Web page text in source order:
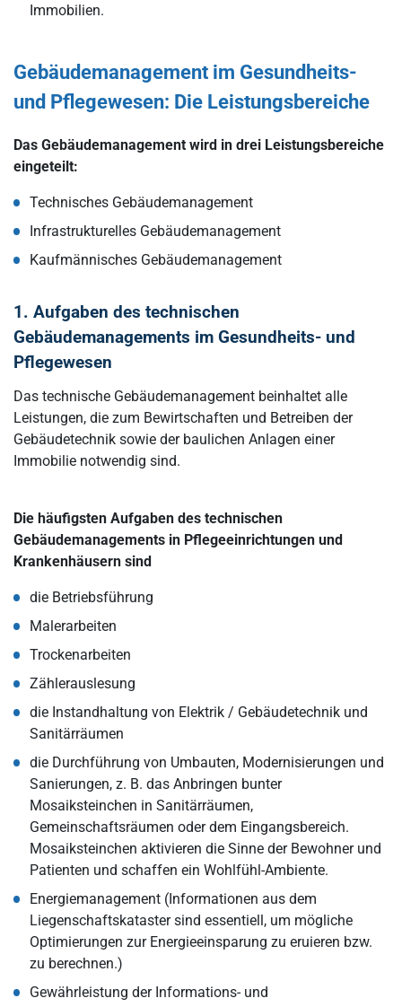
Immobilien.
Gebäudemanagement im Gesundheits-
und Pflegewesen: Die Leistungsbereiche
Das Gebäudemanagement wird in drei Leistungsbereiche
eingeteilt:
Technisches Gebäudemanagement
Infrastrukturelles Gebäudemanagement
Kaufmännisches Gebäudemanagement
1. Aufgaben des technischen
Gebäudemanagements im Gesundheits- und
Pflegewesen
Das technische Gebäudemanagement beinhaltet alle
Leistungen, die zum Bewirtschaften und Betreiben der
Gebäudetechnik sowie der baulichen Anlagen einer
Immobilie notwendig sind.
Die häufigsten Aufgaben des technischen
Gebäudemanagements in Pflegeeinrichtungen und
Krankenhäusern sind
die Betriebsführung
Malerarbeiten
Trockenarbeiten
Zählerauslesung
die Instandhaltung von Elektrik / Gebäudetechnik und
Sanitärräumen
die Durchführung von Umbauten, Modernisierungen und
Sanierungen, z. B. das Anbringen bunter
Mosaiksteinchen in Sanitärräumen,
Gemeinschaftsräumen oder dem Eingangsbereich.
Mosaiksteinchen aktivieren die Sinne der Bewohner und
Patienten und schaffen ein Wohlfühl-Ambiente.
Energiemanagement (Informationen aus dem
Liegenschaftskataster sind essentiell, um mögliche
Optimierungen zur Energieeinsparung zu eruieren bzw.
zu berechnen.)
Gewährleistung der Informations- und